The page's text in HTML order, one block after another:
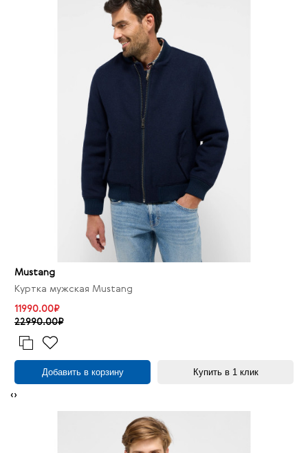
Mustang
Куртка мужская Mustang
11990.00₽
22990.00₽
Добавить в корзину Купить в 1 клик
‹›